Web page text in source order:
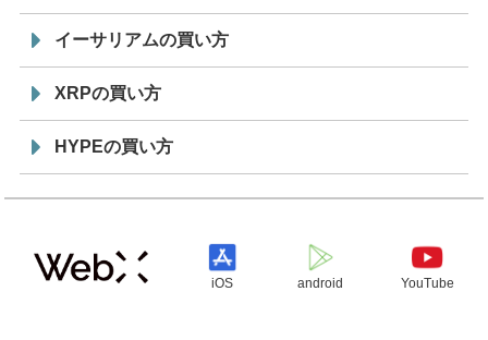
イーサリアムの買い方
XRPの買い方
HYPEの買い方
iOS android YouTube